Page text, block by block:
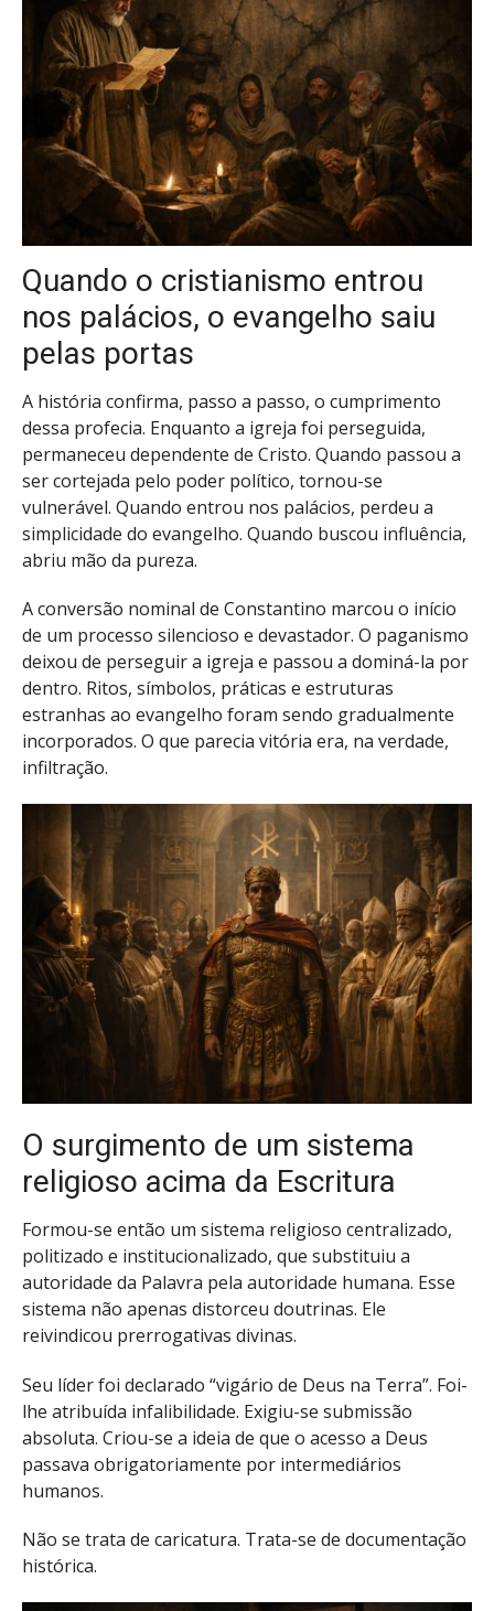
Quando o cristianismo entrou
nos palácios, o evangelho saiu
pelas portas
A história confirma, passo a passo, o cumprimento
dessa profecia. Enquanto a igreja foi perseguida,
permaneceu dependente de Cristo. Quando passou a
ser cortejada pelo poder político, tornou-se
vulnerável. Quando entrou nos palácios, perdeu a
simplicidade do evangelho. Quando buscou influência,
abriu mão da pureza.
A conversão nominal de Constantino marcou o início
de um processo silencioso e devastador. O paganismo
deixou de perseguir a igreja e passou a dominá-la por
dentro. Ritos, símbolos, práticas e estruturas
estranhas ao evangelho foram sendo gradualmente
incorporados. O que parecia vitória era, na verdade,
infiltração.
O surgimento de um sistema
religioso acima da Escritura
Formou-se então um sistema religioso centralizado,
politizado e institucionalizado, que substituiu a
autoridade da Palavra pela autoridade humana. Esse
sistema não apenas distorceu doutrinas. Ele
reivindicou prerrogativas divinas.
Seu líder foi declarado “vigário de Deus na Terra”. Foi-
lhe atribuída infalibilidade. Exigiu-se submissão
absoluta. Criou-se a ideia de que o acesso a Deus
passava obrigatoriamente por intermediários
humanos.
Não se trata de caricatura. Trata-se de documentação
histórica.